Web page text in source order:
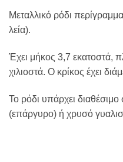
Μεταλλικό ρόδι
λεία).
Έχει μήκος 3,7 εκατοστά,
χιλιοστά. Ο κρίκος έχει
Το ρόδι υπάρχει
(επάργυρο) ή χρυσό